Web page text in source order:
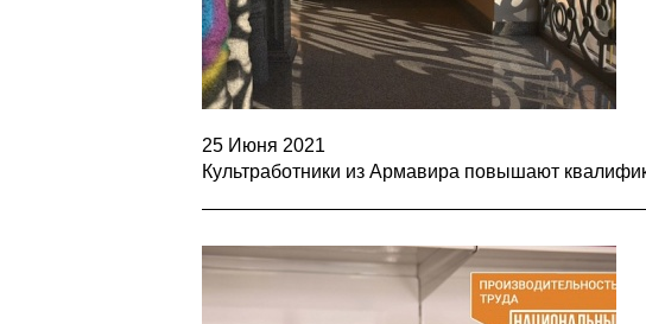
25 Июня 2021
Культработники из Армавира повышают